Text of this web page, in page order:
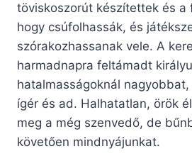
töviskoszorút készítettek és a
hogy csúfolhassák, és
szórakozhassanak vele. A
harmadnapra feltámadt
hatalmasságoknál
ígér és ad. Halhatatlan, örök
meg a még szenvedő, de
követően mindnyájunkat.